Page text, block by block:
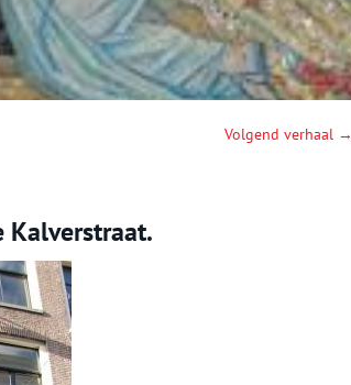
Volgend verhaal →
Kalverstraat.